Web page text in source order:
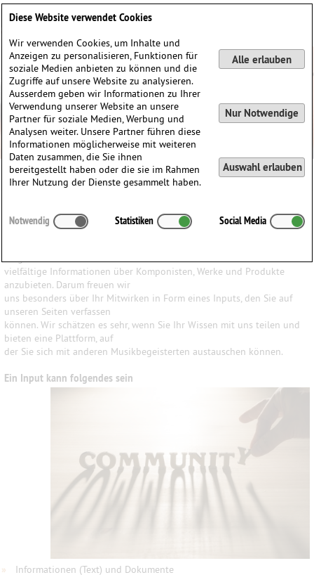
Ihr Input ist uns wichtig
vielfältige Informationen über Komponisten, Werke und Produkte
anzubieten. Darum freuen wir
uns besonders über Ihr Mitwirken in Form eines Inputs, den Sie auf
unseren Seiten verfassen
können. Wir schätzen es sehr, wenn Sie Ihr Wissen mit uns teilen und
bieten eine Plattform, auf
der Sie sich mit anderen Musikbegeisterten austauschen können.
Ein Input kann folgendes sein
»
Informationen (Text) und Dokumente
Diese Website verwendet Cookies
Wir verwenden Cookies, um Inhalte und
Anzeigen zu personalisieren, Funktionen für
soziale Medien anbieten zu können und die
Zugriffe auf unsere Website zu analysieren.
Ausserdem geben wir Informationen zu Ihrer
Verwendung unserer Website an unsere
Partner für soziale Medien, Werbung und
Analysen weiter. Unsere Partner führen diese
Informationen möglicherweise mit weiteren
Daten zusammen, die Sie ihnen
bereitgestellt haben oder die sie im Rahmen
Ihrer Nutzung der Dienste gesammelt haben.
Alle erlauben
Nur Notwendige
Auswahl erlauben
Notwendig Statistiken Social Media